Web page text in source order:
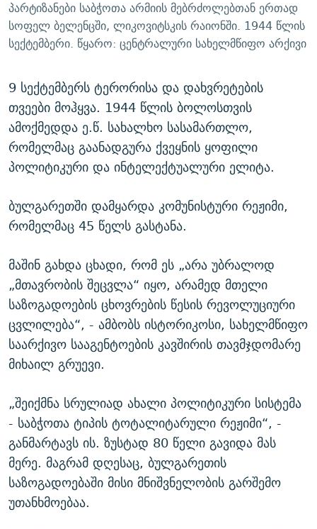
პარტიზანები საბჭოთა არმიის მებრძოლებთან ერთად
სოფელ ბელენცში, ლიკოვიტსკის რაიონში. 1944 წლის
სექტემბერი. წყარო: ცენტრალური სახელმწიფო არქივი
9 სექტემბერს ტერორისა და დახვრეტების
თვეები მოჰყვა. 1944 წლის ბოლოსთვის
ამოქმედდა ე.წ. სახალხო სასამართლო,
რომელმაც გაანადგურა ქვეყნის ყოფილი
პოლიტიკური და ინტელექტუალური ელიტა.
ბულგარეთში დამყარდა კომუნისტური რეჟიმი,
რომელმაც 45 წელს გასტანა.
მაშინ გახდა ცხადი, რომ ეს „არა უბრალოდ
„მთავრობის შეცვლა“ იყო, არამედ მთელი
საზოგადოების ცხოვრების წესის რევოლუციური
ცვლილება“, - ამბობს ისტორიკოსი, სახელმწიფო
საარქივო სააგენტოების კავშირის თავმჯდომარე
მიხაილ გრუევი.
„შეიქმნა სრულიად ახალი პოლიტიკური სისტემა
- საბჭოთა ტიპის ტოტალიტარული რეჟიმი“, -
განმარტავს ის. ზუსტად 80 წელი გავიდა მას
მერე. მაგრამ დღესაც, ბულგარეთის
საზოგადოებაში მისი მნიშვნელობის გარშემო
უთანხმოებაა.